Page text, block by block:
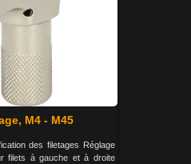
M4 - M45
des filetages Réglage
filets à gauche et à droite